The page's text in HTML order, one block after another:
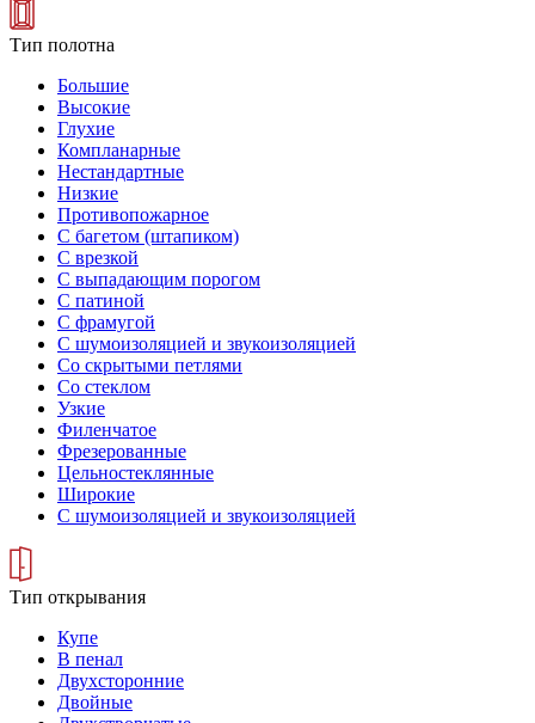
Тип полотна
Большие
Высокие
Глухие
Компланарные
Нестандартные
Низкие
Противопожарное
С багетом (штапиком)
С врезкой
С выпадающим порогом
С патиной
С фрамугой
С шумоизоляцией и звукоизоляцией
Со скрытыми петлями
Со стеклом
Узкие
Филенчатое
Фрезерованные
Цельностеклянные
Широкие
С шумоизоляцией и звукоизоляцией
Тип открывания
Купе
В пенал
Двухсторонние
Двойные